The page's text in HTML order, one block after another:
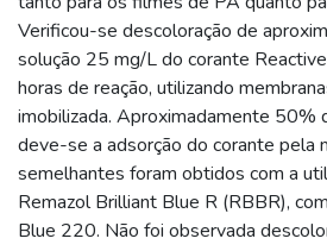
Verificou-se descoloração de
solução 25 mg/L do corante
horas de reação, utilizando
imobilizada. Aproximadamente 50%
deve-se a adsorção do corante pela
semelhantes foram obtidos com a
Remazol Brilliant Blue R (RBBR),
Blue 220. Não foi observada